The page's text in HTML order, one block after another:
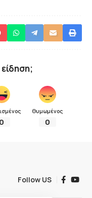
0
Θυμωμένος
0
Follow US